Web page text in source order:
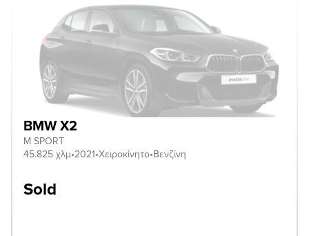
BMW X2
M SPORT
45.825 χλμ•2021•Χειροκίνητο•Βενζίνη
Sold